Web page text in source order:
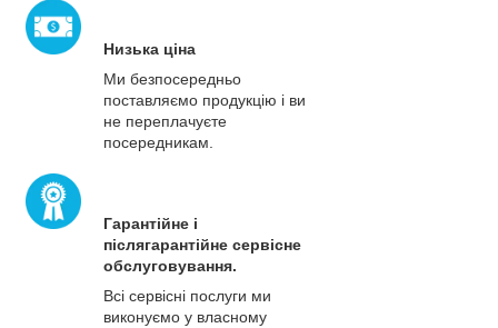
Низька ціна
Ми безпосередньо
поставляємо продукцію і ви
не переплачуєте
посередникам.
Гарантійне і
післягарантійне сервісне
обслуговування.
Всі сервісні послуги ми
виконуємо у власному